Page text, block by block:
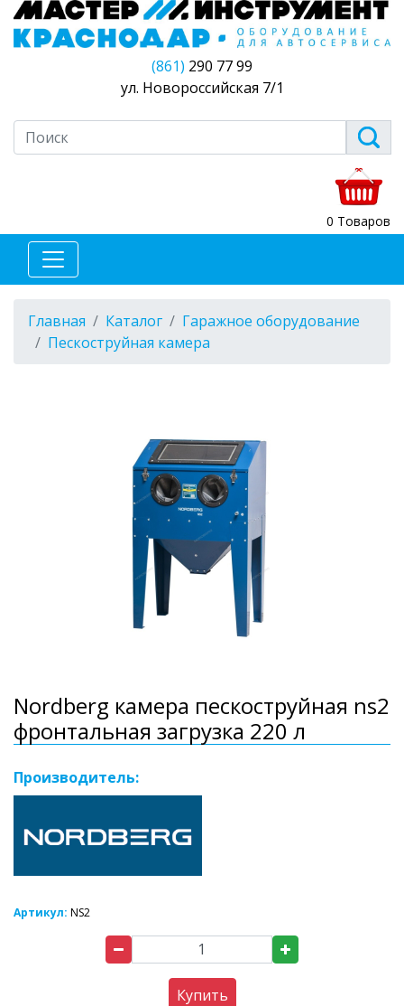
(861) 290 77 99
ул. Новороссийская 7/1
0 Товаров
Главная Каталог
Гаражное оборудование
Пескоструйная камера
Nordberg камера пескоструйная ns2
фронтальная загрузка 220 л
Производитель:
Артикул: NS2
Купить